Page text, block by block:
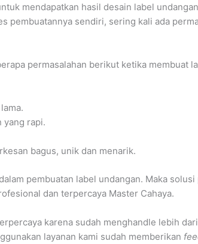
mendapatkan hasil desain label
pembuatannya sendiri, sering kali ada
permasalahan berikut ketika membuat
yang rapi.
bagus, unik dan menarik.
pembuatan label undangan. Maka
dan terpercaya Master Cahaya.
karena sudah menghandle lebih
layanan kami sudah memberikan